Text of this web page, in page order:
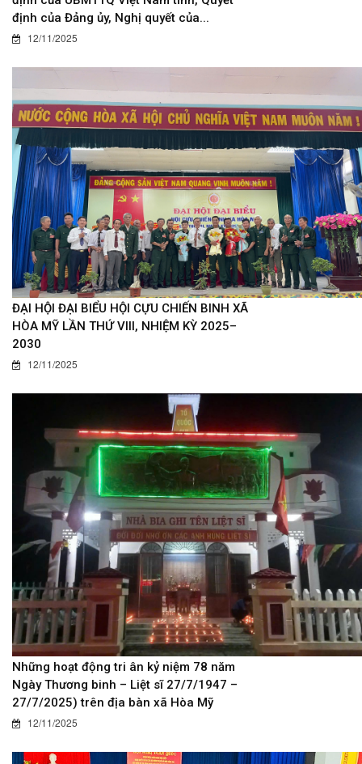
định của Đảng ủy, Nghị quyết của...
12/11/2025
ĐẠI HỘI ĐẠI BIỂU HỘI CỰU CHIẾN BINH XÃ
HÒA MỸ LẦN THỨ VIII, NHIỆM KỲ 2025–
2030
12/11/2025
Những hoạt động tri ân kỷ niệm 78 năm
Ngày Thương binh – Liệt sĩ 27/7/1947 –
27/7/2025) trên địa bàn xã Hòa Mỹ
12/11/2025